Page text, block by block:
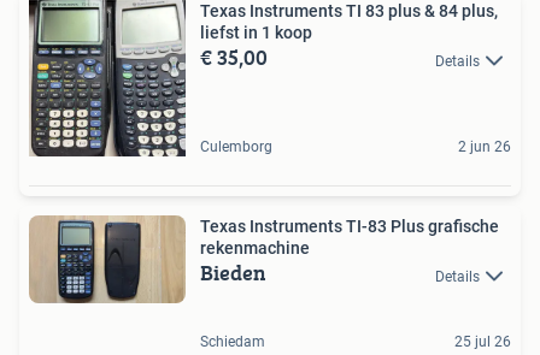
Texas Instruments TI 83 plus & 84 plus,
liefst in 1 koop
€ 35,00 Details
Culemborg 2 jun 26
Texas Instruments TI-83 Plus grafische
rekenmachine
Bieden Details
Schiedam 25 jul 26